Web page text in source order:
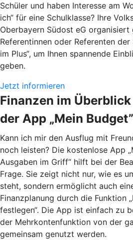
Schüler und haben Interesse am
ich“ für eine Schulklasse? Ihre
Oberbayern Südost eG organisiert
Referentinnen oder Referenten
im Plus“, um Ihnen spannende
geben.
Jetzt informieren
Finanzen im
der App „Mein Budget”
Kann ich mir den Ausflug mit
noch leisten? Die kostenlose App
Ausgaben im Griff“ hilft bei der
Frage. Sie zeigt nicht nur, wie es
steht, sondern ermöglicht auch
Finanzplanung durch die Funktion
festlegen“. Die App ist einfach zu
der Mehrkontenfunktion von der
gemeinsam genutzt werden.